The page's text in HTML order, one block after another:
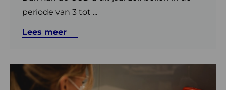
periode van 3 tot ...
Lees meer
Lees
meer